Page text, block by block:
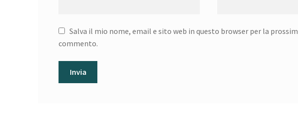
Salva il mio nome, email e sito web in questo browser per la
commento.